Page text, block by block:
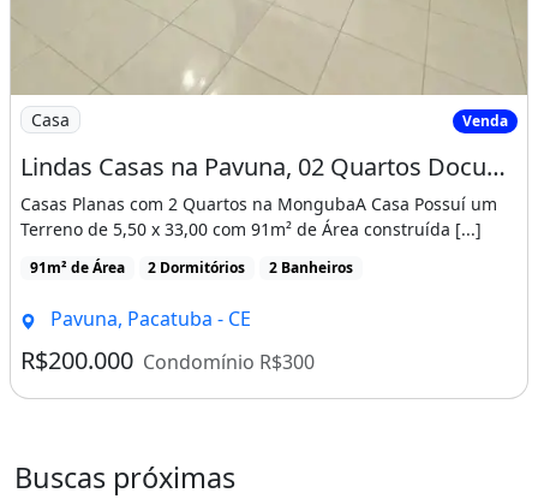
Imagem: Lindas Casas na Pavuna, 02 Quartos
Casa Venda
Lindas Casas na Pavuna, 02 Quartos Documentação Gratis! Cód. 58N8Si
Casas Planas com 2 Quartos na MongubaA Casa Possuí um
Terreno de 5,50 x 33,00 com 91m² de Área construída [...]
91m² de Área 2 Dormitórios 2 Banheiros
Pavuna, Pacatuba - CE
R$200.000 Condomínio R$300
Buscas próximas